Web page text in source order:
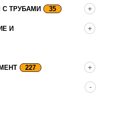
С ТРУБАМИ 35
И
227